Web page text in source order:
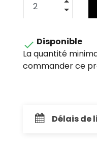
 Disponible
La quantité
commander ce
Délais de